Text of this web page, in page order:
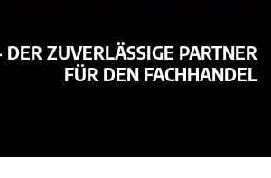
DER ZUVERLÄSSIGE PARTNER
FÜR DEN FACHHANDEL